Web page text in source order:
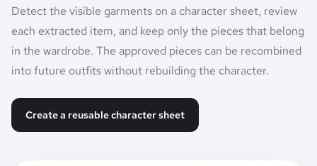
Detect the visible garments on a character sheet, review
each extracted item, and keep only the pieces that belong
in the wardrobe. The approved pieces can be recombined
into future outfits without rebuilding the character.
Create a reusable character sheet